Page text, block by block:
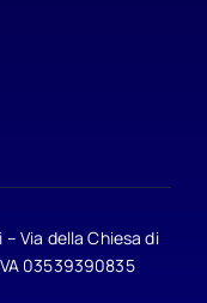
Via della Chiesa di
03539390835